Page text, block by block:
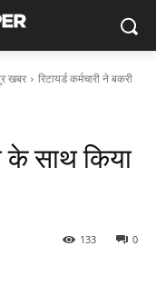
खबर
रिटायर्ड कर्मचारी ने बकरी
के साथ किया
0
133